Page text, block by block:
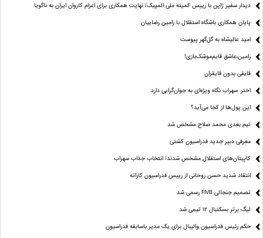
دیدار سفیر ژاپن با رییس کمیته ملی المپیک/ نهایت همکاری برای اعزام کاروان ایران به ناگویا
پایان همکاری باشگاه استقلال با رامین رضاییان
امید عالیشاه به گل‌گهر پیوست
رامین،عاشق قایم‌موشک‌بازی!
قایقی بدون قایقران
اختر: سهراب نگاه ویژه‌ای به جوان‌گرایی دارد
این پول‌ها از کجا می‌آید؟
تیم بعدی محمد صلاح مشخص شد
معرفی دبیر جدید فدراسیون کشتی
کاپیتان‌های استقلال مشخص شدند/ انتخاب جذاب سهراب
انتقاد شدید حسن روحانی از رییس فدراسیون کاراته
تصمیم جنجالی FIVB رسمی شد
لیگ برتر بسکتبال ۱۲ تیمی شد
حکم رئیس فدراسیون والیبال برای یک مدیر باسابقه فدراسیون